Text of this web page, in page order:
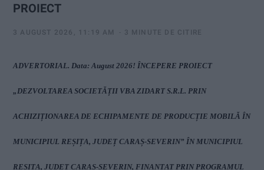
PROIECT
3 AUGUST 2026, 11:19 AM 3 MINUTE DE CITIRE
ADVERTORIAL. Data: August 2026! ÎNCEPERE PROIECT
„DEZVOLTAREA SOCIETĂȚII VBA ZIDART S.R.L. PRIN
ACHIZIȚIONAREA DE ECHIPAMENTE DE PRODUCȚIE MOBILĂ ÎN
MUNICIPIUL REȘIȚA, JUDEȚ CARAȘ-SEVERIN” ÎN MUNICIPIUL
REȘIȚA, JUDEȚ CARAȘ-SEVERIN, FINANȚAT PRIN PROGRAMUL